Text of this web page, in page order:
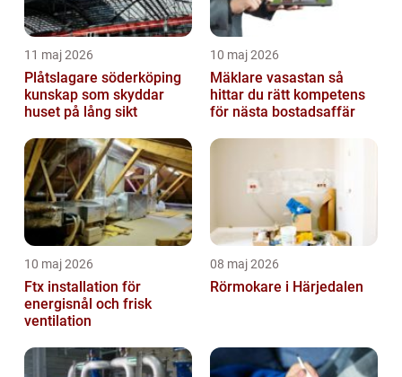
11 maj 2026
Plåtslagare söderköping
kunskap som skyddar
huset på lång sikt
10 maj 2026
Mäklare vasastan så
hittar du rätt kompetens
för nästa bostadsaffär
10 maj 2026
Ftx installation för
energisnål och frisk
ventilation
08 maj 2026
Rörmokare i Härjedalen